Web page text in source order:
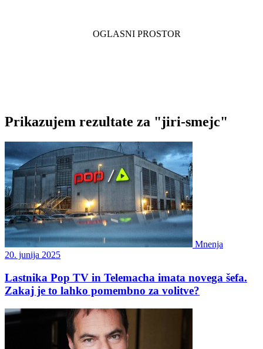
Prikazujem rezultate za "jiri-smejc"
Mnenja
20. junija 2025
Lastnika Pop TV in Telemacha imata novega šefa.
Zakaj je to lahko pomembno za volitve?